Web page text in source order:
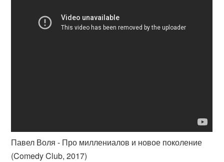
Павел Воля - Про миллениалов и новое поколение
(Comedy Club, 2017)